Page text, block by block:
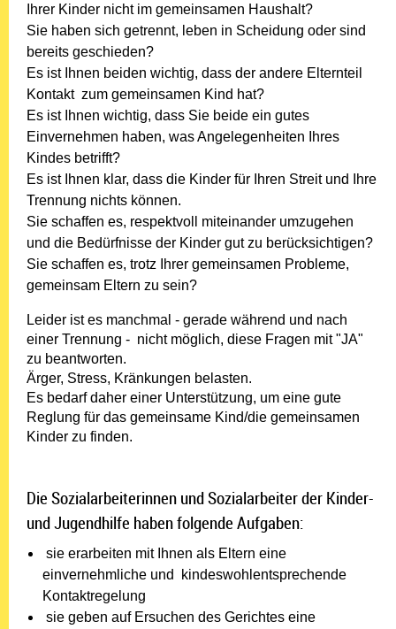
Ihrer Kinder nicht im gemeinsamen Haushalt?
Sie haben sich getrennt, leben in Scheidung oder sind
bereits geschieden?
Es ist Ihnen beiden wichtig, dass der andere Elternteil
Kontakt zum gemeinsamen Kind hat?
Es ist Ihnen wichtig, dass Sie beide ein gutes
Einvernehmen haben, was Angelegenheiten Ihres
Kindes betrifft?
Es ist Ihnen klar, dass die Kinder für Ihren Streit und Ihre
Trennung nichts können.
Sie schaffen es, respektvoll miteinander umzugehen
und die Bedürfnisse der Kinder gut zu berücksichtigen?
Sie schaffen es, trotz Ihrer gemeinsamen Probleme,
gemeinsam Eltern zu sein?
Leider ist es manchmal - gerade während und nach
einer Trennung - nicht möglich, diese Fragen mit "JA"
zu beantworten.
Ärger, Stress, Kränkungen belasten.
Es bedarf daher einer Unterstützung, um eine gute
Reglung für das gemeinsame Kind/die gemeinsamen
Kinder zu finden.
Die Sozialarbeiterinnen und Sozialarbeiter der Kinder-
und Jugendhilfe haben folgende Aufgaben:
sie erarbeiten mit Ihnen als Eltern eine
einvernehmliche und kindeswohlentsprechende
Kontaktregelung
sie geben auf Ersuchen des Gerichtes eine